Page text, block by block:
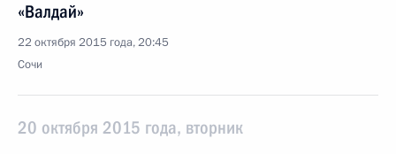
«Валдай»
22 октября 2015 года, 20:45
Сочи
20 октября 2015 года, вторник